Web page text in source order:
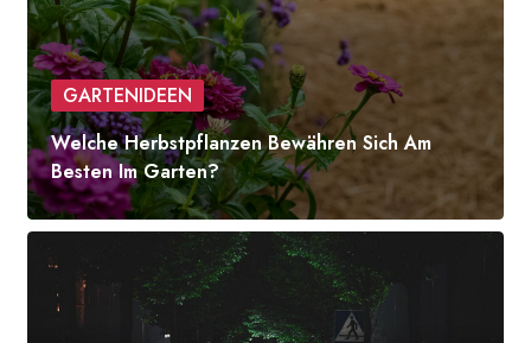
GARTENIDEEN
Welche Herbstpflanzen Bewähren Sich Am
Besten Im Garten?